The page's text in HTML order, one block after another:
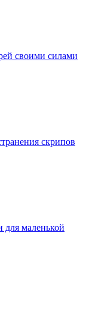
своими силами
скрипов
для маленькой